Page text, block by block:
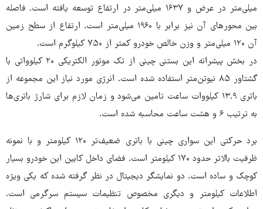
میلی‌متر در عرض و ۱۶۳۷ میلی‌متر در ارتفاع توسعه یافته است. فاصله
بین محورهای آن نیز برابر با ۱۹۶۰ میلی‌متر است. ارتفاع از سطح زمین
آن ۱۲۰ میلی‌متر و وزن خالص خودرو کمتر از ۷۵۰ کیلوگرم است.
در بخش پیشرانه این بستنی چینی از تک موتور الکتریکی ۲۰ کیلوواتی با
گشتاور ۸۵ نیوتن‌متر استفاده شده است. انرژی مورد نیاز این مجموعه از
باتری ۱۳.۹ کیلووات ساعت تامین می‌شود و زمان لازم برای شارژ باتری‌ها
به ترتیب ۶ و هشت ساعت محاسبه شده است.
برد حرکتی این سواری چینی با باتری ضعیف‌تر ۱۲۰ کیلومتر و با نمونه
ظرفیت بالاتر حدود ۱۷۰ کیلومتر است. فضای داخل کابین این خودرو بسیار
کوچک و ساده است. دو نمایشگر دیجیتال در نظر گرفته شده که یکی ویژه
اطلاعات کیلومتر و دیگری مخصوص تنظیمات سیستم سرگرمی است.